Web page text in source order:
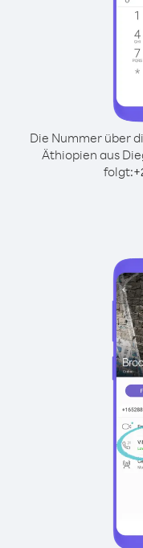
Die Nummer über
Äthiopien aus
folgt:+